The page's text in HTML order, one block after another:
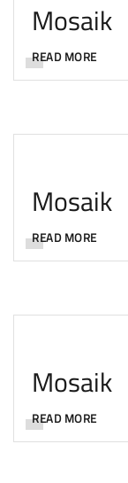
Mosaik
READ MORE
Mosaik
READ MORE
Mosaik
READ MORE